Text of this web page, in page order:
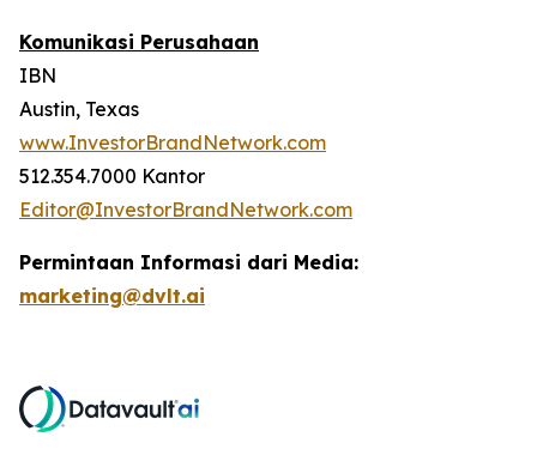
Komunikasi Perusahaan
IBN
Austin, Texas
www.InvestorBrandNetwork.com
512.354.7000 Kantor
Editor@InvestorBrandNetwork.com
Permintaan Informasi dari Media:
marketing@dvlt.ai